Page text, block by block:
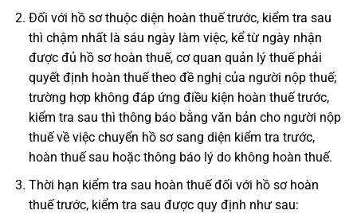
Đối với hồ sơ thuộc diện hoàn thuế trước, kiểm tra sau
thì chậm nhất là sáu ngày làm việc, kể từ ngày nhận
được đủ hồ sơ hoàn thuế, cơ quan quản lý thuế phải
quyết định hoàn thuế theo đề nghị của người nộp thuế;
trường hợp không đáp ứng điều kiện hoàn thuế trước,
kiểm tra sau thì thông báo bằng văn bản cho người nộp
thuế về việc chuyển hồ sơ sang diện kiểm tra trước,
hoàn thuế sau hoặc thông báo lý do không hoàn thuế.
Thời hạn kiểm tra sau hoàn thuế đối với hồ sơ hoàn
thuế trước, kiểm tra sau được quy định như sau: